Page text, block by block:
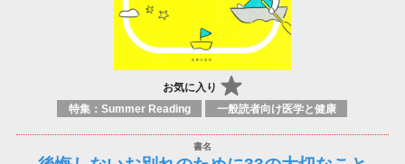
お気に入り
特集：Summer Reading 一般読者向け医学と健康